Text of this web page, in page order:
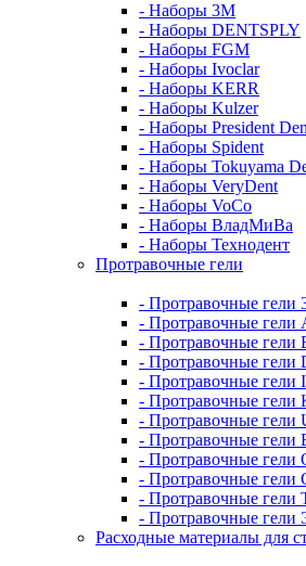
- Наборы 3М
- Наборы DENTSPLY
- Наборы FGM
- Наборы Ivoclar
- Наборы KERR
- Наборы Kulzer
- Наборы President
- Наборы Spident
- Наборы Tokuyama
- Наборы VeryDent
- Наборы VoCo
- Наборы ВладМиВа
- Наборы Технодент
Протравочные гели
- Протравочные гели
- Протравочные гели
- Протравочные гели
- Протравочные гели
- Протравочные гели
- Протравочные гели
- Протравочные гели
- Протравочные гели
- Протравочные гели
- Протравочные гели
- Протравочные гели
- Протравочные гели
Расходные материалы для